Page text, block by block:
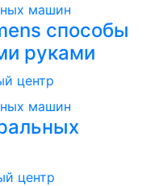
машин
способы
руками
центр
машин
центр